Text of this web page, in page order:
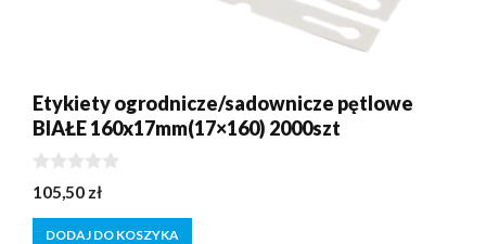
Etykiety ogrodnicze/sadownicze pętlowe
BIAŁE 160x17mm(17×160) 2000szt
0
z
5
105,50 zł
DODAJ DO KOSZYKA